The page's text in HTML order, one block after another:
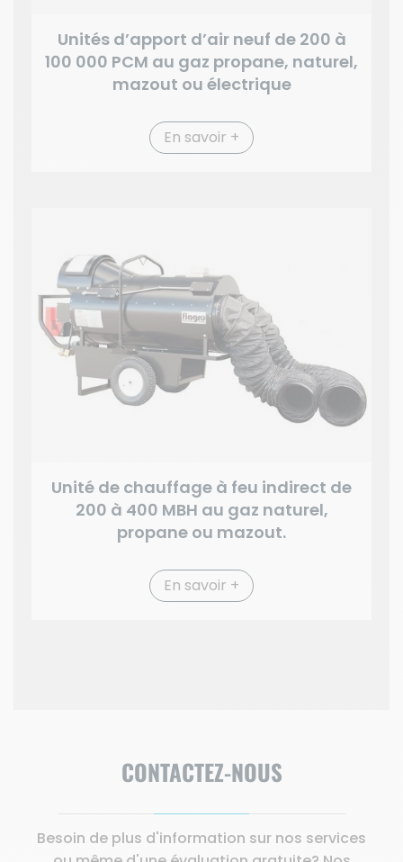
Unités d’apport d’air neuf de 200 à
100 000 PCM au gaz propane, naturel,
mazout ou électrique
En savoir +
Unité de chauffage à feu indirect de
200 à 400 MBH au gaz naturel,
propane ou mazout.
En savoir +
CONTACTEZ-NOUS
Besoin de plus d'information sur nos services